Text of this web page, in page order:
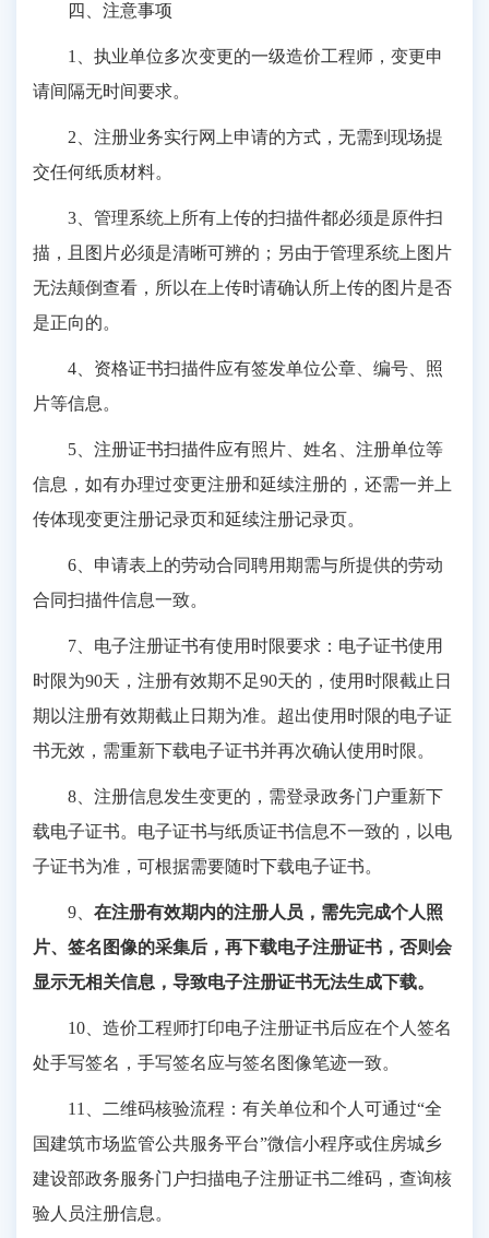
四、注意事项
1、执业单位多次变更的一级造价工程师，变更申
请间隔无时间要求。
2、注册业务实行网上申请的方式，无需到现场提
交任何纸质材料。
3、管理系统上所有上传的扫描件都必须是原件扫
描，且图片必须是清晰可辨的；另由于管理系统上图片
无法颠倒查看，所以在上传时请确认所上传的图片是否
是正向的。
4、资格证书扫描件应有签发单位公章、编号、照
片等信息。
5、注册证书扫描件应有照片、姓名、注册单位等
信息，如有办理过变更注册和延续注册的，还需一并上
传体现变更注册记录页和延续注册记录页。
6、申请表上的劳动合同聘用期需与所提供的劳动
合同扫描件信息一致。
7、电子注册证书有使用时限要求：电子证书使用
时限为90天，注册有效期不足90天的，使用时限截止日
期以注册有效期截止日期为准。超出使用时限的电子证
书无效，需重新下载电子证书并再次确认使用时限。
8、注册信息发生变更的，需登录政务门户重新下
载电子证书。电子证书与纸质证书信息不一致的，以电
子证书为准，可根据需要随时下载电子证书。
9、 在注册有效期内的注册人员，需先完成个人照
片、签名图像的采集后，再下载电子注册证书 ， 否则会
显示无相关信息，导致电子注册证书无法生成下载。
10、造价工程师打印电子注册证书后应在个人签名
处手写签名，手写签名应与签名图像笔迹一致。
11、二维码核验流程：有关单位和个人可通过“全
国建筑市场监管公共服务平台”微信小程序或住房城乡
建设部政务服务门户扫描电子注册证书二维码，查询核
验人员注册信息。